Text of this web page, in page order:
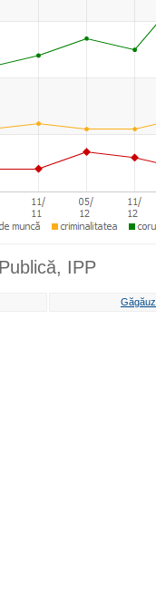
IPP